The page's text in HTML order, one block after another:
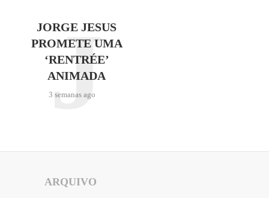
JORGE JESUS
PROMETE UMA
‘RENTRÉE’
ANIMADA
3 semanas ago
J
ARQUIVO